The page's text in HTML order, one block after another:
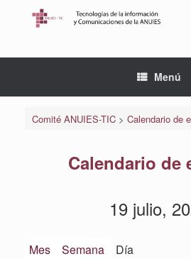
Menú
Comité ANUIES-TIC> Calendario de
Calendario de
19 julio,
Mes Semana Día